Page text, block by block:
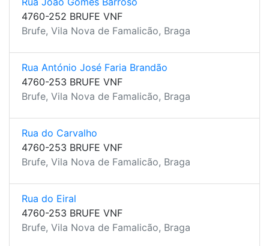
4760-252 BRUFE VNF
Brufe, Vila Nova de Famalicão, Braga
Rua António José Faria Brandão
4760-253 BRUFE VNF
Brufe, Vila Nova de Famalicão, Braga
Rua do Carvalho
4760-253 BRUFE VNF
Brufe, Vila Nova de Famalicão, Braga
Rua do Eiral
4760-253 BRUFE VNF
Brufe, Vila Nova de Famalicão, Braga